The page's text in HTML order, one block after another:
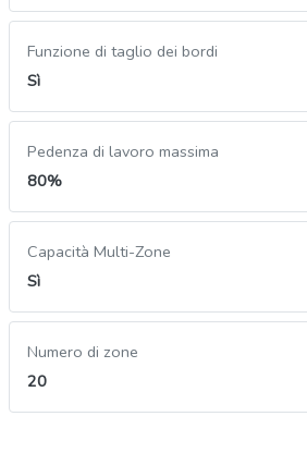
Funzione di taglio dei bordi
Sì
Pedenza di lavoro massima
80%
Capacità Multi-Zone
Sì
Numero di zone
20